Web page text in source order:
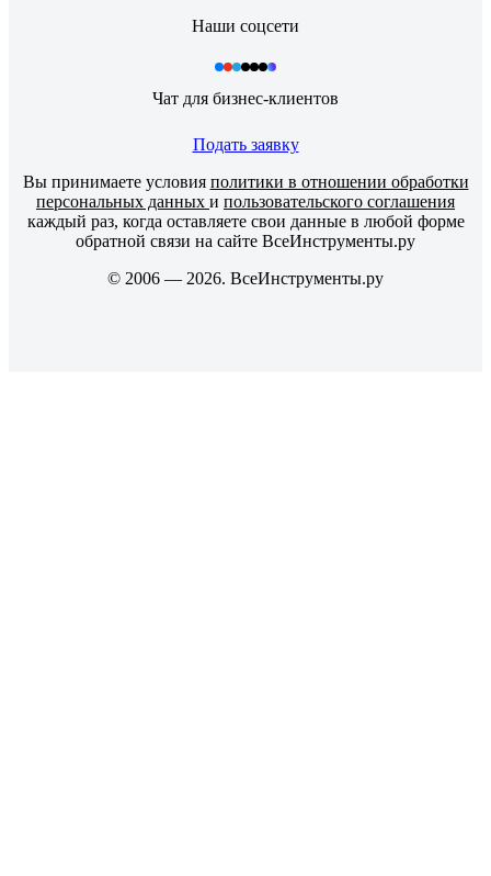
Наши соцсети
Чат для бизнес-клиентов
Подать заявку
Вы принимаете условия политики в отношении обработки
персональных данных и пользовательского соглашения
каждый раз, когда оставляете свои данные в любой форме
обратной связи на сайте ВсеИнструменты.ру
© 2006 — 2026. ВсеИнструменты.ру